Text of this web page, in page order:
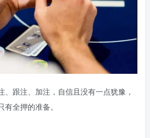
、跟注、加注，自信且没有一点犹豫，
全押的准备。